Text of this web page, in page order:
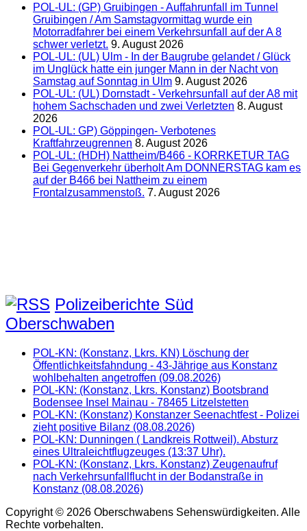
POL-UL: (GP) Gruibingen - Auffahrunfall im Tunnel
Gruibingen / Am Samstagvormittag wurde ein
Motorradfahrer bei einem Verkehrsunfall auf der A 8
schwer verletzt. 9. August 2026
POL-UL: (UL) Ulm - In der Baugrube gelandet / Glück
im Unglück hatte ein junger Mann in der Nacht von
Samstag auf Sonntag in Ulm 9. August 2026
POL-UL: (UL) Dornstadt - Verkehrsunfall auf der A8 mit
hohem Sachschaden und zwei Verletzten 8. August
2026
POL-UL: GP) Göppingen- Verbotenes
Kraftfahrzeugrennen 8. August 2026
POL-UL: (HDH) Nattheim/B466 - KORRKETUR TAG
Bei Gegenverkehr überholt Am DONNERSTAG kam es
auf der B466 bei Nattheim zu einem
Frontalzusammenstoß. 7. August 2026
Polizeiberichte Süd
Oberschwaben
POL-KN: (Konstanz, Lkrs. KN) Löschung der
Öffentlichkeitsfahndung - 43-Jährige aus Konstanz
wohlbehalten angetroffen (09.08.2026)
POL-KN: (Konstanz, Lkrs. Konstanz) Bootsbrand
Bodensee Insel Mainau - 78465 Litzelstetten
POL-KN: (Konstanz) Konstanzer Seenachtfest - Polizei
zieht positive Bilanz (08.08.2026)
POL-KN: Dunningen ( Landkreis Rottweil). Absturz
eines Ultraleichtflugzeuges (13:37 Uhr).
POL-KN: (Konstanz, Lkrs. Konstanz) Zeugenaufruf
nach Verkehrsunfallflucht in der Bodanstraße in
Konstanz (08.08.2026)
Copyright © 2026 Oberschwabens Sehenswürdigkeiten. Alle
Rechte vorbehalten.